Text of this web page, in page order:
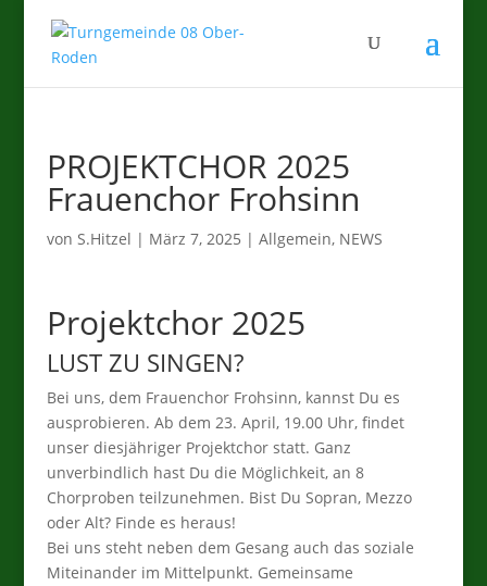
PROJEKTCHOR 2025
Frauenchor Frohsinn
von S.Hitzel | März 7, 2025 | Allgemein, NEWS
Projektchor 2025
LUST ZU SINGEN?
Bei uns, dem Frauenchor Frohsinn, kannst Du es
ausprobieren. Ab dem 23. April, 19.00 Uhr, findet
unser diesjähriger Projektchor statt. Ganz
unverbindlich hast Du die Möglichkeit, an 8
Chorproben teilzunehmen. Bist Du Sopran, Mezzo
oder Alt? Finde es heraus!
Bei uns steht neben dem Gesang auch das soziale
Miteinander im Mittelpunkt. Gemeinsame